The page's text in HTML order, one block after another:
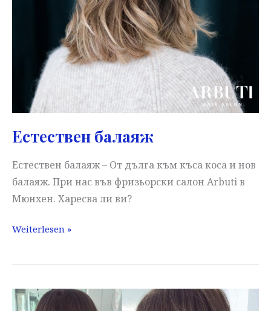
Естествен балаяж
Естествен балаяж – От дълга към къса коса и нов
балаяж. При нас във фризьорски салон Arbuti в
Мюнхен. Харесва ли ви?
Естествен
Weiterlesen »